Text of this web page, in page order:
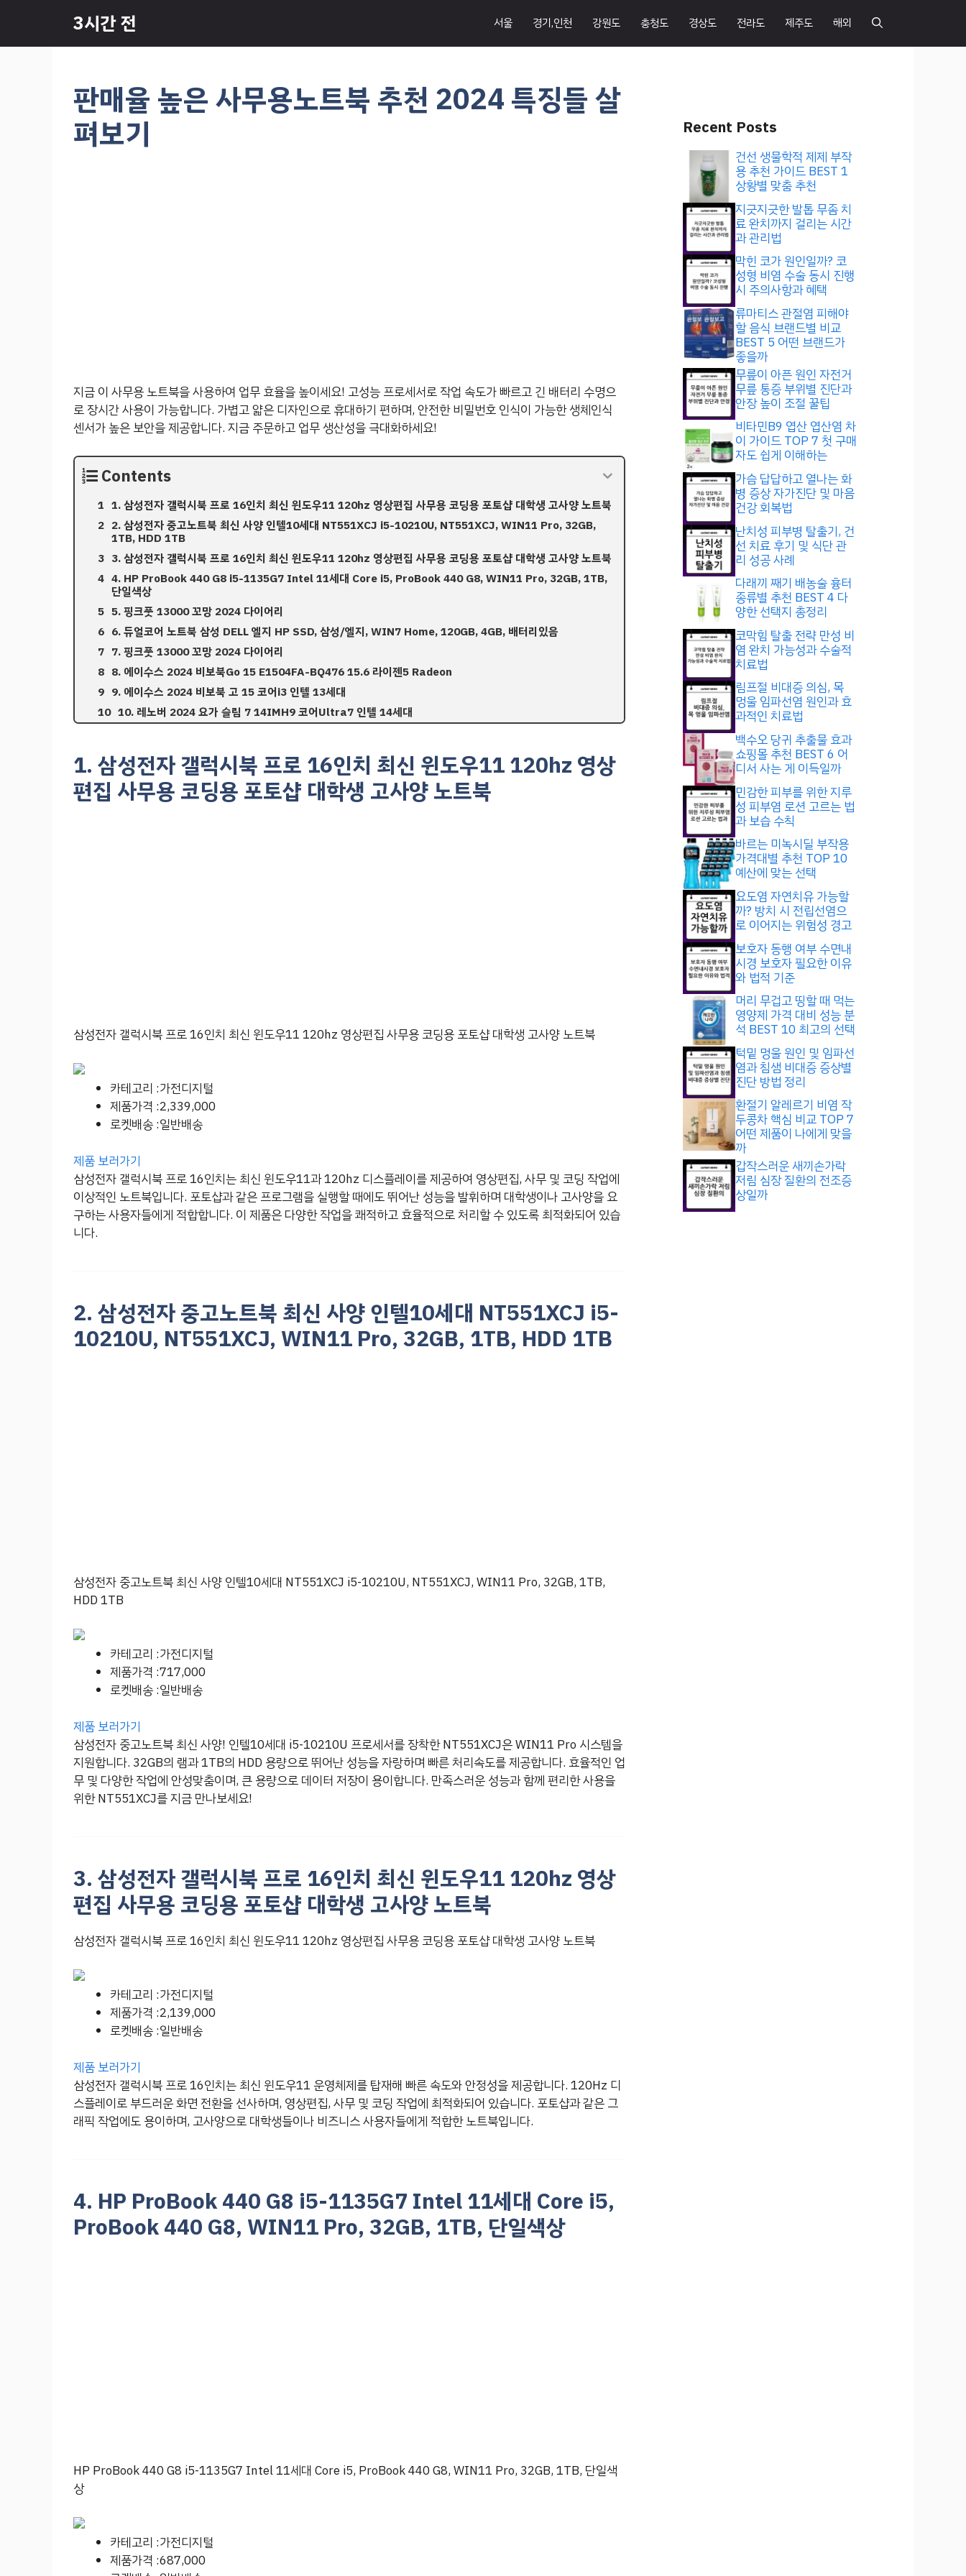
츠
3시간 전 서울 경기,인천 강원도 충청도 경상도 전라도 제주도 해외
판매율 높은 사무용노트북 추천 2024 특징들 살
펴보기
지금 이 사무용 노트북을 사용하여 업무 효율을 높이세요! 고성능 프로세서로 작업 속도가 빠르고 긴 배터리 수명으
로 장시간 사용이 가능합니다. 가볍고 얇은 디자인으로 휴대하기 편하며, 안전한 비밀번호 인식이 가능한 생체인식
센서가 높은 보안을 제공합니다. 지금 주문하고 업무 생산성을 극대화하세요!
Contents
1. 삼성전자 갤럭시북 프로 16인치 최신 윈도우11 120hz 영상편집 사무용 코딩용 포토샵 대학생 고사양 노트북
2. 삼성전자 중고노트북 최신 사양 인텔10세대 NT551XCJ i5-10210U, NT551XCJ, WIN11 Pro, 32GB,
1TB, HDD 1TB
3. 삼성전자 갤럭시북 프로 16인치 최신 윈도우11 120hz 영상편집 사무용 코딩용 포토샵 대학생 고사양 노트북
4. HP ProBook 440 G8 i5-1135G7 Intel 11세대 Core i5, ProBook 440 G8, WIN11 Pro, 32GB, 1TB,
단일색상
5. 핑크풋 13000 꼬망 2024 다이어리
6. 듀얼코어 노트북 삼성 DELL 엘지 HP SSD, 삼성/엘지, WIN7 Home, 120GB, 4GB, 배터리있음
7. 핑크풋 13000 꼬망 2024 다이어리
8. 에이수스 2024 비보북Go 15 E1504FA-BQ476 15.6 라이젠5 Radeon
9. 에이수스 2024 비보북 고 15 코어i3 인텔 13세대
10. 레노버 2024 요가 슬림 7 14IMH9 코어Ultra7 인텔 14세대
1. 삼성전자 갤럭시북 프로 16인치 최신 윈도우11 120hz 영상
편집 사무용 코딩용 포토샵 대학생 고사양 노트북
삼성전자 갤럭시북 프로 16인치 최신 윈도우11 120hz 영상편집 사무용 코딩용 포토샵 대학생 고사양 노트북
카테고리 :가전디지털
제품가격 :2,339,000
로켓배송 :일반배송
제품 보러가기
삼성전자 갤럭시북 프로 16인치는 최신 윈도우11과 120hz 디스플레이를 제공하여 영상편집, 사무 및 코딩 작업에
이상적인 노트북입니다. 포토샵과 같은 프로그램을 실행할 때에도 뛰어난 성능을 발휘하며 대학생이나 고사양을 요
구하는 사용자들에게 적합합니다. 이 제품은 다양한 작업을 쾌적하고 효율적으로 처리할 수 있도록 최적화되어 있습
니다.
2. 삼성전자 중고노트북 최신 사양 인텔10세대 NT551XCJ i5-
10210U, NT551XCJ, WIN11 Pro, 32GB, 1TB, HDD 1TB
삼성전자 중고노트북 최신 사양 인텔10세대 NT551XCJ i5-10210U, NT551XCJ, WIN11 Pro, 32GB, 1TB,
HDD 1TB
카테고리 :가전디지털
제품가격 :717,000
로켓배송 :일반배송
제품 보러가기
삼성전자 중고노트북 최신 사양! 인텔10세대 i5-10210U 프로세서를 장착한 NT551XCJ은 WIN11 Pro 시스템을
지원합니다. 32GB의 램과 1TB의 HDD 용량으로 뛰어난 성능을 자랑하며 빠른 처리속도를 제공합니다. 효율적인 업
무 및 다양한 작업에 안성맞춤이며, 큰 용량으로 데이터 저장이 용이합니다. 만족스러운 성능과 함께 편리한 사용을
위한 NT551XCJ를 지금 만나보세요!
3. 삼성전자 갤럭시북 프로 16인치 최신 윈도우11 120hz 영상
편집 사무용 코딩용 포토샵 대학생 고사양 노트북
삼성전자 갤럭시북 프로 16인치 최신 윈도우11 120hz 영상편집 사무용 코딩용 포토샵 대학생 고사양 노트북
카테고리 :가전디지털
제품가격 :2,139,000
로켓배송 :일반배송
제품 보러가기
삼성전자 갤럭시북 프로 16인치는 최신 윈도우11 운영체제를 탑재해 빠른 속도와 안정성을 제공합니다. 120Hz 디
스플레이로 부드러운 화면 전환을 선사하며, 영상편집, 사무 및 코딩 작업에 최적화되어 있습니다. 포토샵과 같은 그
래픽 작업에도 용이하며, 고사양으로 대학생들이나 비즈니스 사용자들에게 적합한 노트북입니다.
4. HP ProBook 440 G8 i5-1135G7 Intel 11세대 Core i5,
ProBook 440 G8, WIN11 Pro, 32GB, 1TB, 단일색상
HP ProBook 440 G8 i5-1135G7 Intel 11세대 Core i5, ProBook 440 G8, WIN11 Pro, 32GB, 1TB, 단일색
상
카테고리 :가전디지털
제품가격 :687,000
Recent Posts
건선 생물학적 제제 부작
용 추천 가이드 BEST 1
상황별 맞춤 추천
지긋지긋한 발톱 무좀 치
료 완치까지 걸리는 시간
과 관리법
막힌 코가 원인일까? 코
성형 비염 수술 동시 진행
시 주의사항과 혜택
류마티스 관절염 피해야
할 음식 브랜드별 비교
BEST 5 어떤 브랜드가
좋을까
무릎이 아픈 원인 자전거
무릎 통증 부위별 진단과
안장 높이 조절 꿀팁
비타민B9 엽산 엽산염 차
이 가이드 TOP 7 첫 구매
자도 쉽게 이해하는
가슴 답답하고 열나는 화
병 증상 자가진단 및 마음
건강 회복법
난치성 피부병 탈출기, 건
선 치료 후기 및 식단 관
리 성공 사례
다래끼 째기 배농술 흉터
종류별 추천 BEST 4 다
양한 선택지 총정리
코막힘 탈출 전략 만성 비
염 완치 가능성과 수술적
치료법
림프절 비대증 의심, 목
멍울 임파선염 원인과 효
과적인 치료법
백수오 당귀 추출물 효과
쇼핑몰 추천 BEST 6 어
디서 사는 게 이득일까
민감한 피부를 위한 지루
성 피부염 로션 고르는 법
과 보습 수칙
바르는 미녹시딜 부작용
가격대별 추천 TOP 10
예산에 맞는 선택
요도염 자연치유 가능할
까? 방치 시 전립선염으
로 이어지는 위험성 경고
보호자 동행 여부 수면내
시경 보호자 필요한 이유
와 법적 기준
머리 무겁고 띵할 때 먹는
영양제 가격 대비 성능 분
석 BEST 10 최고의 선택
턱밑 멍울 원인 및 임파선
염과 침샘 비대증 증상별
진단 방법 정리
환절기 알레르기 비염 작
두콩차 핵심 비교 TOP 7
어떤 제품이 나에게 맞을
까
갑작스러운 새끼손가락
저림 심장 질환의 전조증
상일까